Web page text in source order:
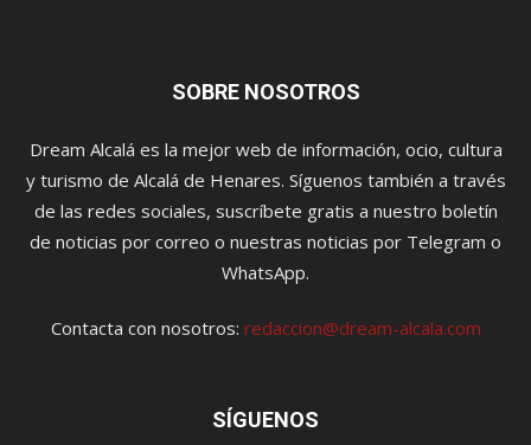
SOBRE NOSOTROS
Dream Alcalá es la mejor web de información, ocio, cultura
y turismo de Alcalá de Henares. Síguenos también a través
de las redes sociales, suscríbete gratis a nuestro boletín
de noticias por correo o nuestras noticias por Telegram o
WhatsApp.
Contacta con nosotros: redaccion@dream-alcala.com
SÍGUENOS